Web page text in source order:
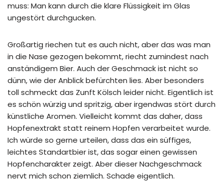
muss: Man kann durch die klare Flüssigkeit im Glas
ungestört durchgucken.
Großartig riechen tut es auch nicht, aber das was man
in die Nase gezogen bekommt, riecht zumindest nach
anständigem Bier. Auch der Geschmack ist nicht so
dünn, wie der Anblick befürchten lies. Aber besonders
toll schmeckt das Zunft Kölsch leider nicht. Eigentlich ist
es schön würzig und spritzig, aber irgendwas stört durch
künstliche Aromen. Vielleicht kommt das daher, dass
Hopfenextrakt statt reinem Hopfen verarbeitet wurde.
Ich würde so gerne urteilen, dass das ein süffiges,
leichtes Standartbier ist, das sogar einen gewissen
Hopfencharakter zeigt. Aber dieser Nachgeschmack
nervt mich schon ziemlich. Schade eigentlich.